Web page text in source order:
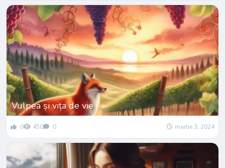
Vulpea și vița de vie
0 450 0 martie 3, 2024